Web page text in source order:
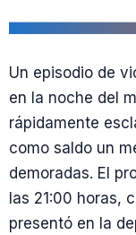
Un episodio de
en la noche del
rápidamente
como saldo un
demoradas. El
las 21:00 horas,
presentó en la